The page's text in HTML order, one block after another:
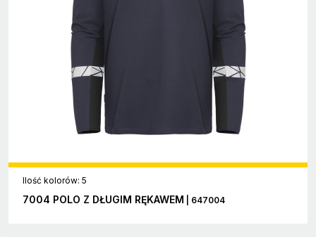
Ilość kolorów: 5
7004 POLO Z DŁUGIM RĘKAWEM | 647004